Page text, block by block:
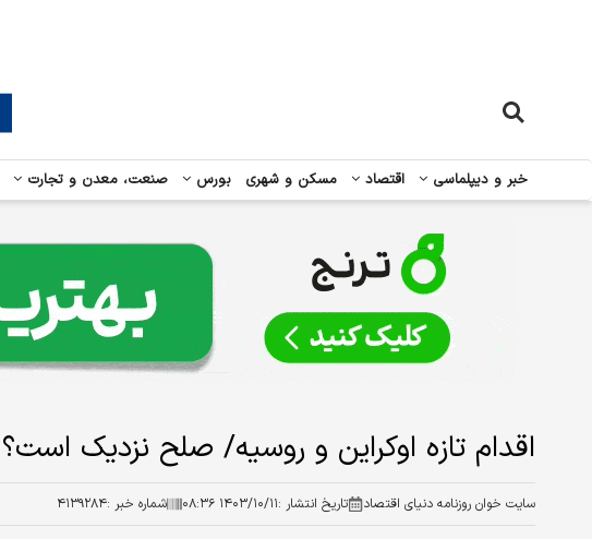
خبر و دیپلماسی اقتصاد مسکن و شهری بورس صنعت، معدن و تجارت
اقدام تازه اوکراین و روسیه/ صلح نزدیک است؟
سایت خوان روزنامه دنیای اقتصاد تاریخ انتشار :۱۴۰۳/۱۰/۱۱ ۰۸:۳۶ شماره خبر :۴۱۳۹۲۸۴